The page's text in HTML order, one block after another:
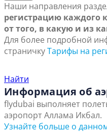
Наши направления
регистрацию каждого
от того, в какую и из
Для более подробной
страничкуТарифы на
Найти
Информация об
flydubai выполняет
аэропорт Аллама Икбал.
Узнайте больше о